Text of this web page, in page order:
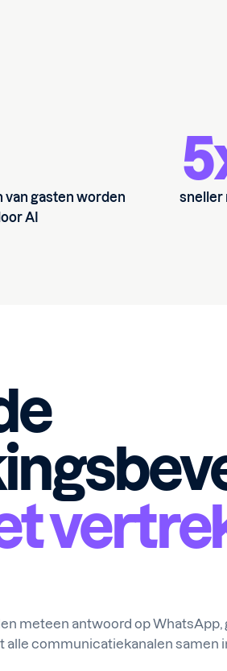
van gasten worden
AI
sneller
meteen antwoord op
alle communicatiekanalen samen